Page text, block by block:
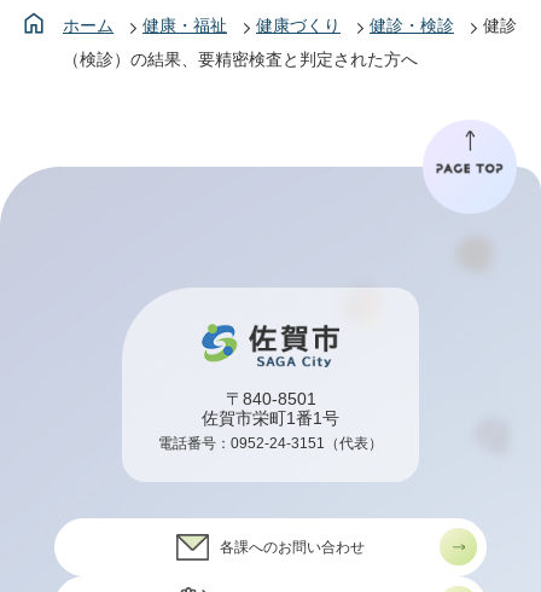
ホーム 健康・福祉 健康づくり 健診・検診
健診
（検診）の結果、要精密検査と判定された方へ
〒840-8501
佐賀市栄町1番1号
電話番号： 0952-24-3151 （代表）
各課へのお問い合わせ